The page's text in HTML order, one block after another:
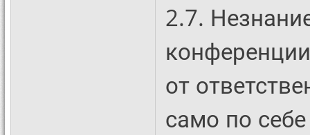
2.7.
от
само по